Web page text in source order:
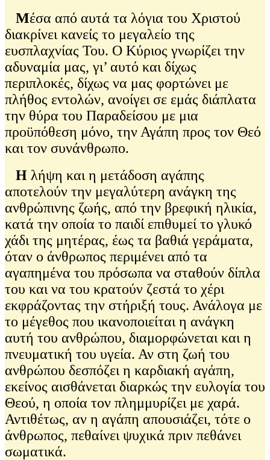
Μέσα από αυτά τα λόγια του Χριστού
διακρίνει κανείς το μεγαλείο της
ευσπλαχνίας Του. Ο Κύριος γνωρίζει την
αδυναμία μας, γι’ αυτό και δίχως
περιπλοκές, δίχως να μας φορτώνει με
πλήθος εντολών, ανοίγει σε εμάς διάπλατα
την θύρα του Παραδείσου με μια
προϋπόθεση μόνο, την Αγάπη προς τον Θεό
και τον συνάνθρωπο.
Η λήψη και η μετάδοση αγάπης
αποτελούν την μεγαλύτερη ανάγκη της
ανθρώπινης ζωής, από την βρεφική ηλικία,
κατά την οποία το παιδί επιθυμεί το γλυκό
χάδι της μητέρας, έως τα βαθιά γεράματα,
όταν ο άνθρωπος περιμένει από τα
αγαπημένα του πρόσωπα να σταθούν δίπλα
του και να του κρατούν ζεστά το χέρι
εκφράζοντας την στήριξή τους. Ανάλογα με
το μέγεθος που ικανοποιείται η ανάγκη
αυτή του ανθρώπου, διαμορφώνεται και η
πνευματική του υγεία. Αν στη ζωή του
ανθρώπου δεσπόζει η καρδιακή αγάπη,
εκείνος αισθάνεται διαρκώς την ευλογία του
Θεού, η οποία τον πλημμυρίζει με χαρά.
Αντιθέτως, αν η αγάπη απουσιάζει, τότε ο
άνθρωπος, πεθαίνει ψυχικά πριν πεθάνει
σωματικά.